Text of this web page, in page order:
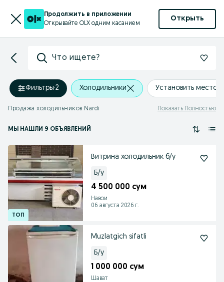
Продолжить в приложении
Открывайте OLX одним касанием
Открыть
Что ищете?
Фильтры·2 Холодильники Установить
Продажа холодильников Nardi Показать Полностью
МЫ НАШЛИ 9 ОБЪЯВЛЕНИЙ
Витрина холодильник б/у
Б/у
4 500 000 сум
Навои
06 августа 2026 г.
Muzlatgich sifatli
Б/у
1 000 000 сум
Шават